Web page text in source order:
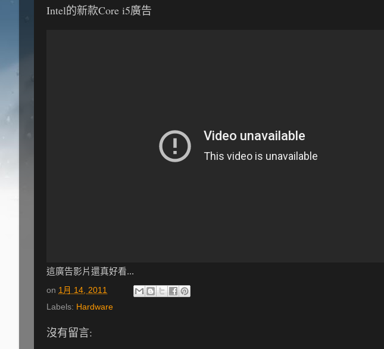
Intel的新款Core i5廣告
這廣告影片還真好看...
on 1月 14, 2011
Labels: Hardware
沒有留言: